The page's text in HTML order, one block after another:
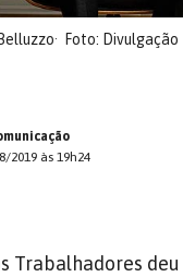
Foto: Divulgação
2019 às 19h24
Trabalhadores